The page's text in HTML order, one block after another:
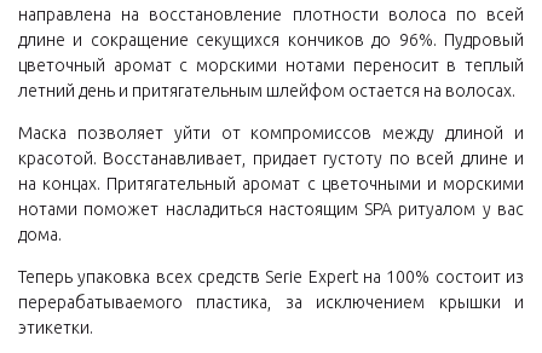
направлена на восстановление плотности волоса по всей
длине и сокращение секущихся кончиков до 96%. Пудровый
цветочный аромат c морскими нотами переносит в теплый
летний день и притягательным шлейфом остается на волосах.
Маска позволяет уйти от компромиссов между длиной и
красотой. Восстанавливает, придает густоту по всей длине и
на концах. Притягательный аромат с цветочными и морскими
нотами поможет насладиться настоящим SPA ритуалом у вас
дома.
Теперь упаковка всех средств Serie Expert на 100% состоит из
перерабатываемого пластика, за исключением крышки и
этикетки.